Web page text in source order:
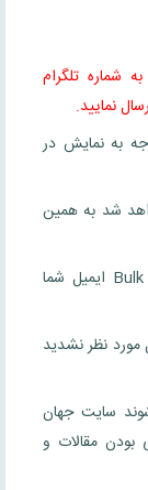
شماره تلگرام
به نمایش در
شد به همین
ممکن است ایمیل ارسالی به پوشه اسپم یا Bulk ایمیل شما
مورد نظر نشدید
سایت جهان
بودن مقالات و